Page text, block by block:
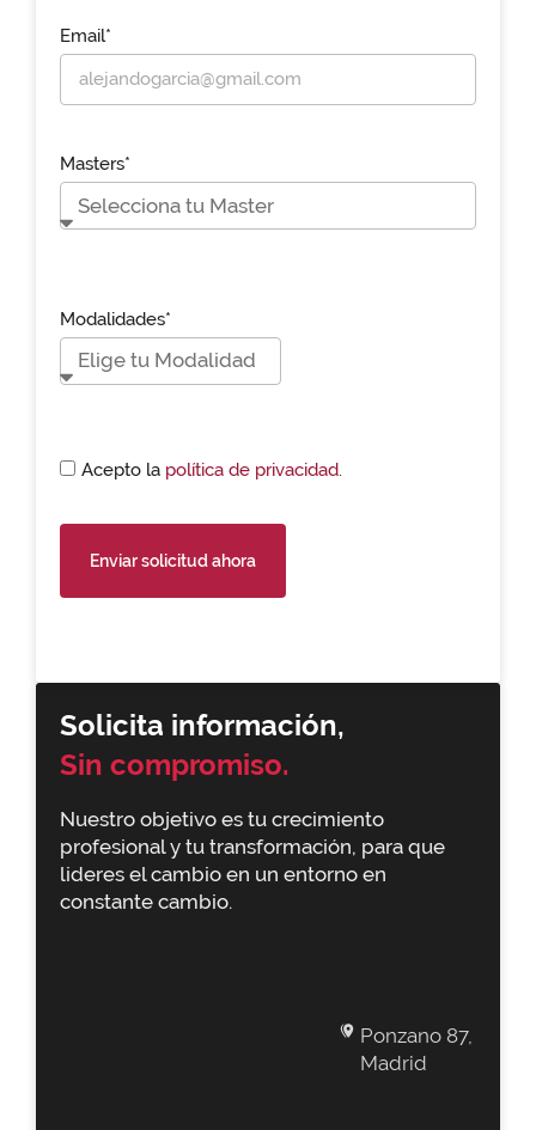
Solicita información,
Sin compromiso.
Nuestro objetivo es tu crecimiento
profesional y tu transformación, para que
lideres el cambio en un entorno en
constante cambio.
Ponzano 87,
Madrid
Email*
Masters*
Modalidades*
Acepto la política de privacidad.
Enviar solicitud ahora